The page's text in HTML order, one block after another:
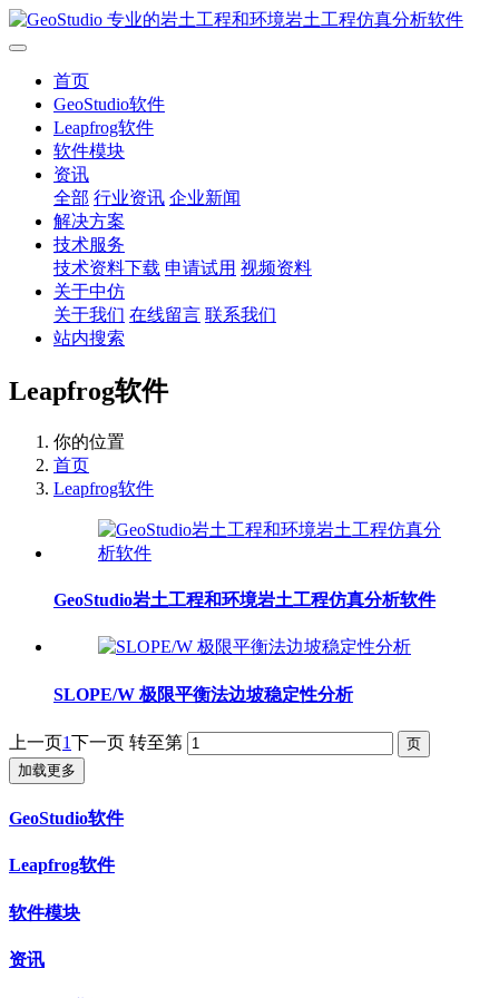
首页
GeoStudio软件
Leapfrog软件
软件模块
资讯
全部 行业资讯 企业新闻
解决方案
技术服务
技术资料下载 申请试用 视频资料
关于中仿
关于我们 在线留言 联系我们
站内搜索
Leapfrog软件
你的位置
首页
Leapfrog软件
GeoStudio岩土工程和环境岩土工程仿真分析软件
SLOPE/W 极限平衡法边坡稳定性分析
上一页1下一页 转至第
加载更多
GeoStudio软件
Leapfrog软件
软件模块
资讯